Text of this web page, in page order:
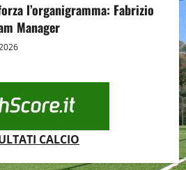
l’organigramma: Fabrizio
Manager
CALCIO